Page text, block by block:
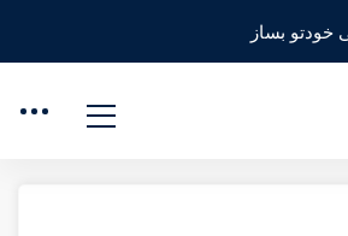
خودتو بساز
مدرس
پرداخت های مدرس
مربی و معاملات